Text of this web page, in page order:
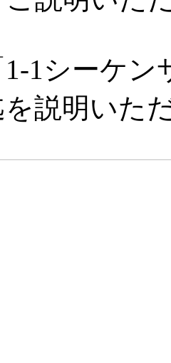
1シーケン
説明いた